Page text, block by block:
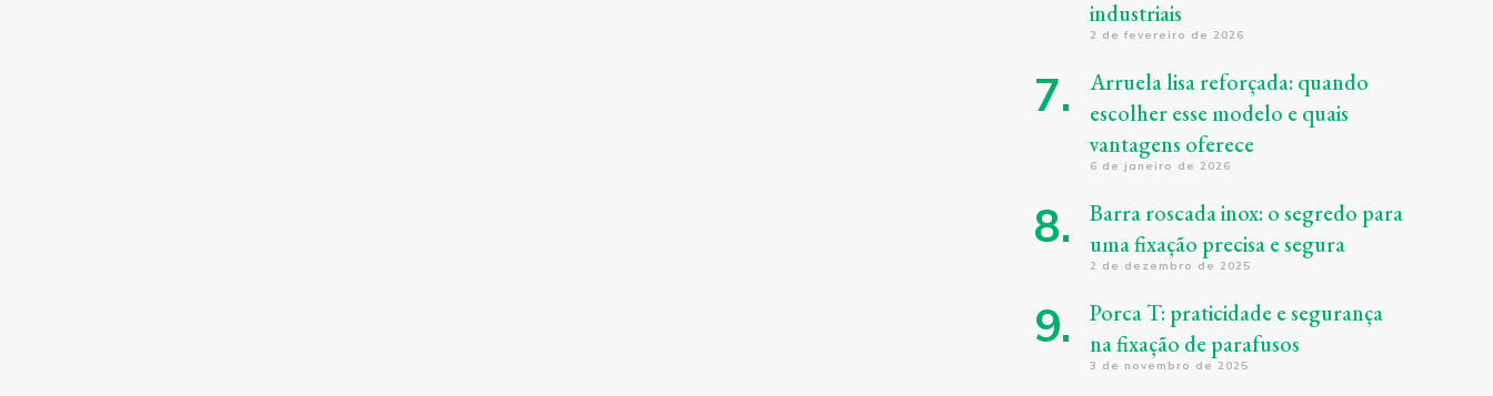
industriais
2 de fevereiro de 2026
Arruela lisa reforçada: quando
escolher esse modelo e quais
vantagens oferece
6 de janeiro de 2026
Barra roscada inox: o segredo para
uma fixação precisa e segura
2 de dezembro de 2025
Porca T: praticidade e segurança
na fixação de parafusos
3 de novembro de 2025